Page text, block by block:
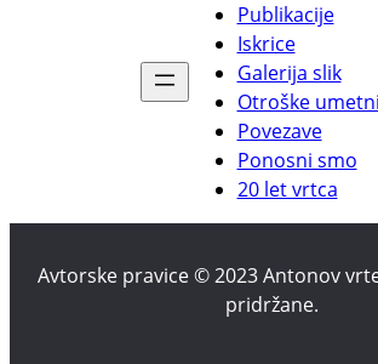
Publikacije
Iskrice
Galerija slik
Otroške
Povezave
Ponosni smo
20 let vrtca
Avtorske pravice © 2023 Antonov
pridržane.